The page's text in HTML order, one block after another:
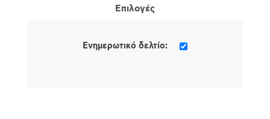
Επιλογές
Ενημερωτικό δελτίο: